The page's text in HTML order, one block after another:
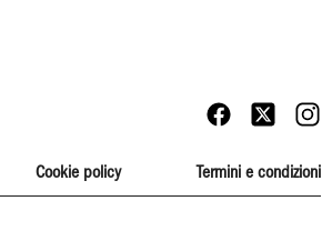
Cookie policy Termini e condizioni